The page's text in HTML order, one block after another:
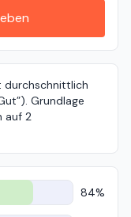
durchschnittlich
Grundlage
auf 2
84%